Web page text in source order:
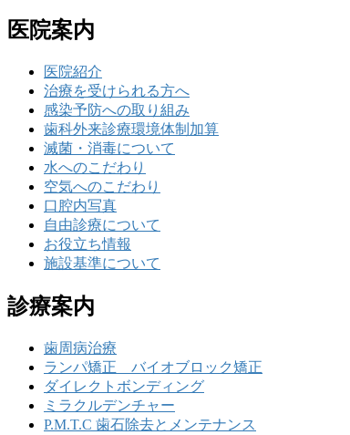
医院案内
医院紹介
治療を受けられる方へ
感染予防への取り組み
歯科外来診療環境体制加算
滅菌・消毒について
水へのこだわり
空気へのこだわり
口腔内写真
自由診療について
お役立ち情報
施設基準について
診療案内
歯周病治療
ランパ矯正 バイオブロック矯正
ダイレクトボンディング
ミラクルデンチャー
P.M.T.C 歯石除去とメンテナンス